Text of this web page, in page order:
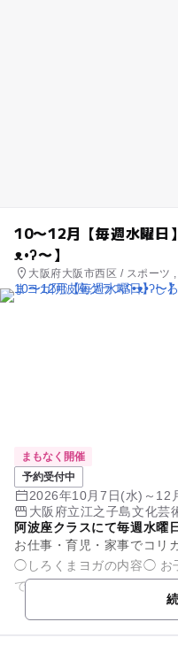
10〜12月【毎週水曜日
ᴥ•ʔ〜】
大阪府大阪市西区 / スポーツ
まもなく開催
予約受付中
2026年10月7日(水)～12
大阪府立江之子島文化芸
こ）
阿波座クラスにて毎週水曜
お仕事・育児・家事でコリ
◯しろくまヨガの内容◯ お
です。 ・子どもといっし